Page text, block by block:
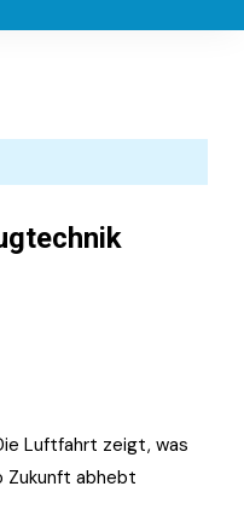
Luftfahrt zeigt, was
Zukunft abhebt